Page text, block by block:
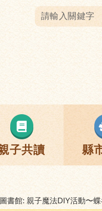
子共讀 縣
書館: 親子魔法DIY活動〜